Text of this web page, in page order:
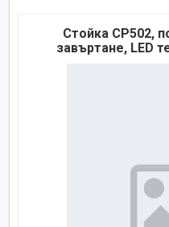
Стойка CP502,
завъртане, LED